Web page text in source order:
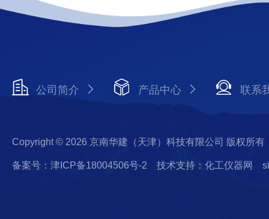
公司简介 产品中心 联系
Copyright © 2026 京南华建（天津）科技有限公司 版权所有
备案号：津ICP备18004506号-2 技术支持：化工仪器网